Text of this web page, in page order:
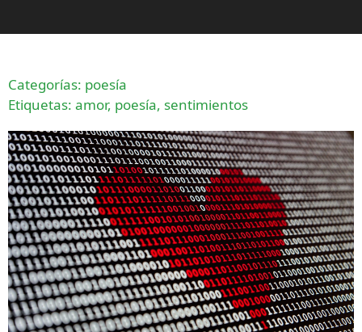
Categorías: poesía
Etiquetas: amor, poesía, sentimientos